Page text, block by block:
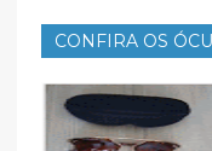
CONFIRA OS